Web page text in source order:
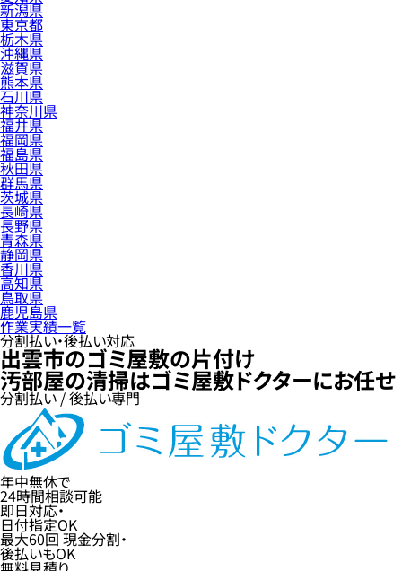
新潟県
東京都
栃木県
沖縄県
滋賀県
熊本県
石川県
神奈川県
福井県
福岡県
福島県
秋田県
群馬県
茨城県
長崎県
長野県
青森県
静岡県
香川県
高知県
鳥取県
鹿児島県
作業実績一覧
分割払い・後払い対応
出雲市のゴミ屋敷の片付け
汚部屋の清掃はゴミ屋敷ドクターにお任せ
分割払い / 後払い専門
年中無休で
24時間相談可能
即日対応・
日付指定OK
最大60回 現金分割・
後払いもOK